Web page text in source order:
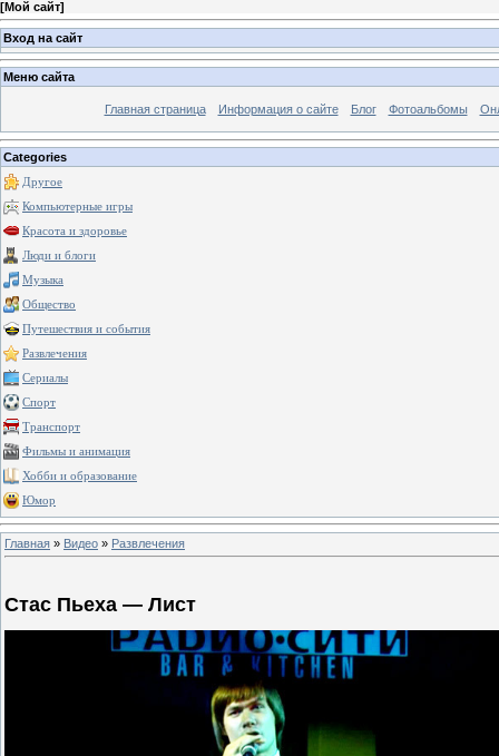
[Мой сайт]
Вход на сайт
Меню сайта
Главная страница Информация о сайте Блог Фотоальбомы
Categories
Другое
Компьютерные игры
Красота и здоровье
Люди и блоги
Музыка
Общество
Путешествия и события
Развлечения
Сериалы
Спорт
Транспорт
Фильмы и анимация
Хобби и образование
Юмор
Главная » Видео » Развлечения
Стас Пьеха — Лист